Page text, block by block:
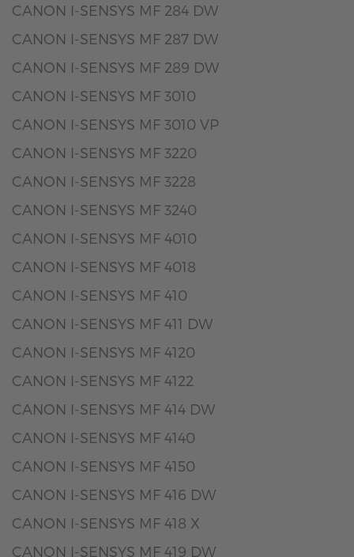
CANON I-SENSYS MF 284 DW
CANON I-SENSYS MF 287 DW
CANON I-SENSYS MF 289 DW
CANON I-SENSYS MF 3010
CANON I-SENSYS MF 3010 VP
CANON I-SENSYS MF 3220
CANON I-SENSYS MF 3228
CANON I-SENSYS MF 3240
CANON I-SENSYS MF 4010
CANON I-SENSYS MF 4018
CANON I-SENSYS MF 410
CANON I-SENSYS MF 411 DW
CANON I-SENSYS MF 4120
CANON I-SENSYS MF 4122
CANON I-SENSYS MF 414 DW
CANON I-SENSYS MF 4140
CANON I-SENSYS MF 4150
CANON I-SENSYS MF 416 DW
CANON I-SENSYS MF 418 X
CANON I-SENSYS MF 419 DW